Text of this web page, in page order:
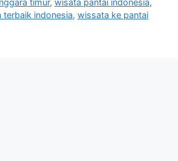
timur, wisata pantai indonesia,
terbaik indonesia, wissata ke pantai